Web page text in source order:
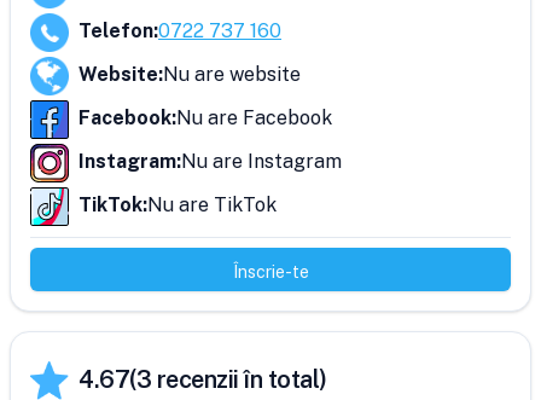
Telefon:0722 737 160
Website:Nu are website
Facebook:Nu are Facebook
Instagram:Nu are Instagram
TikTok:Nu are TikTok
Înscrie-te
4.67(3 recenzii în total)